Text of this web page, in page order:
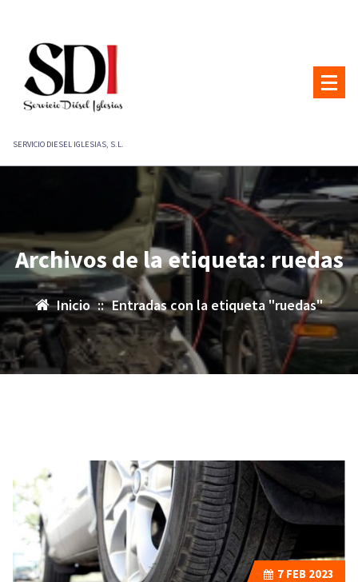
contenido
SERVICIO DIESEL IGLESIAS, S.L.
Archivos de la etiqueta: ruedas
Inicio :: Entradas con la etiqueta "ruedas"
7 FEB 2023